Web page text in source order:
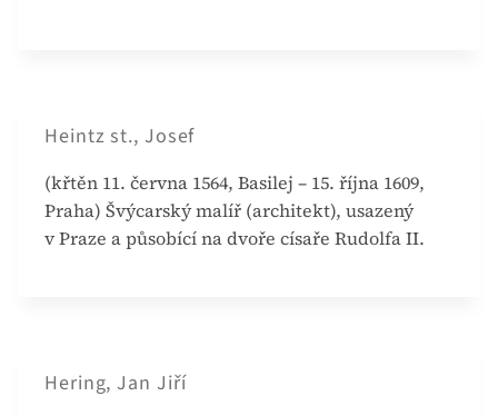
Heintz st., Josef
(křtěn 11. června 1564, Basilej – 15. října 1609,
Praha) Švýcarský malíř (architekt), usazený
v Praze a působící na dvoře císaře Rudolfa II.
Hering, Jan Jiří